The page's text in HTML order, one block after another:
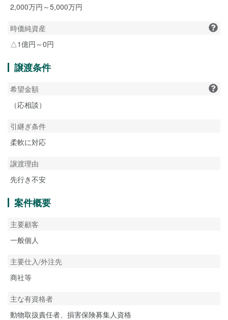
2,000万円～5,000万円
時価純資産
△1億円～0円
譲渡条件
希望金額
（応相談）
引継ぎ条件
柔軟に対応
譲渡理由
先行き不安
案件概要
主要顧客
一般個人
主要仕入/外注先
商社等
主な有資格者
動物取扱責任者、損害保険募集人資格